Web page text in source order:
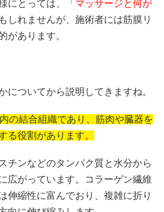
にとっては、
「マッサージと何が
しれませんが、施術者には筋膜リ
があります。
についてから説明してきますね。
の結合組織であり、筋肉や臓器を
る役割があります。
チンなどのタンパク質と水分から
広がっています。コラーゲン繊維
伸縮性に富んでおり、複雑に折り